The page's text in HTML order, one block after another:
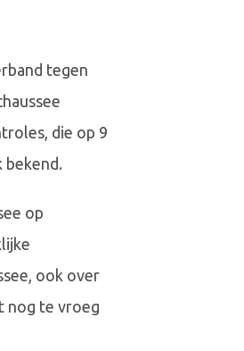
tegen
die op 9
bekend.
op
ook over
nog te vroeg